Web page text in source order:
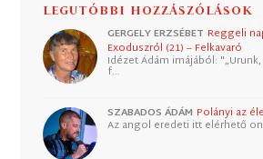
LEGUTÓBBI HOZZÁSZÓLÁSOK
GERGELY ERZSÉBET Reggeli
Exoduszról (21) – Felkavaró
Idézet Ádám imájából:
f…
SZABADOS ÁDÁM Polányi az
Az angol eredeti itt elérhető